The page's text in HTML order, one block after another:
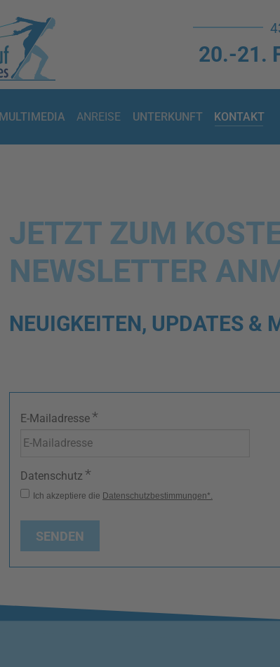
20.-21.
MULTIMEDIA ANREISE UNTERKUNFT KONTAKT
JETZT ZUM
NEWSLETTER
NEUIGKEITEN, UPDATES &
E-Mailadresse *
Datenschutz *
Ich akzeptiere die Datenschutzbestimmungen*.
SENDEN